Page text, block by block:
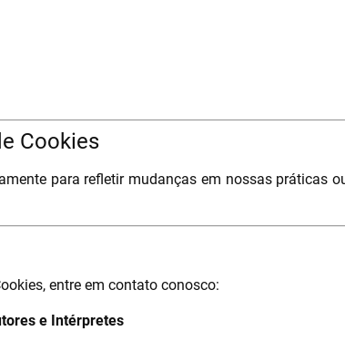
Cookies
para refletir mudanças em nossas práticas
entre em contato conosco:
e Intérpretes